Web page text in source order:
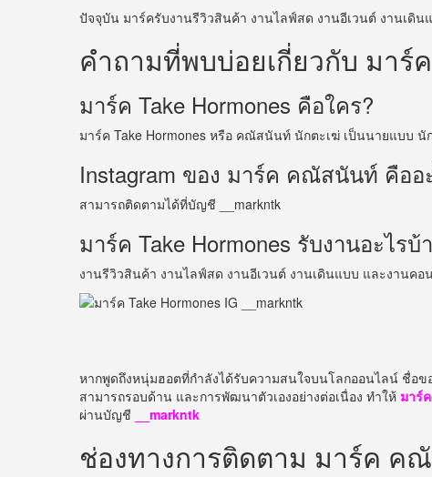
ปัจจุบัน มาร์ครับงานรีวิวสินค้า งานไลฟ์สด งานอีเวนต์ งานเดิ
คำถามที่พบบ่อยเกี่ยวกับ มาร์
มาร์ค Take Hormones คือใคร?
มาร์ค Take Hormones หรือ คณัสนันท์ นักตะเฆ่ เป็นนายแบบ
Instagram ของ มาร์ค คณัสนันท์ คืออ
สามารถติดตามได้ที่บัญชี __markntk
มาร์ค Take Hormones รับงานอะไรบ้
งานรีวิวสินค้า งานไลฟ์สด งานอีเวนต์ งานเดินแบบ และงานคอ
หากพูดถึงหนุ่มฮอตที่กำลังได้รับความสนใจบนโลกออนไลน์ ชื่อข
สามารถรอบด้าน และการพัฒนาตัวเองอย่างต่อเนื่อง ทำให้ มาร์
ผ่านบัญชี
__markntk
ช่องทางการติดตาม มาร์ค ค